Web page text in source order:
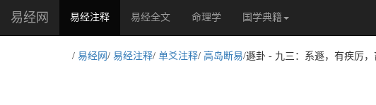
易经网 易经注释(current)易经全文 命理学 国学典籍
/ 易经网 / 易经注释/ 单爻注释/ 高岛断易/遯卦 - 九三：系遯，有疾厉，